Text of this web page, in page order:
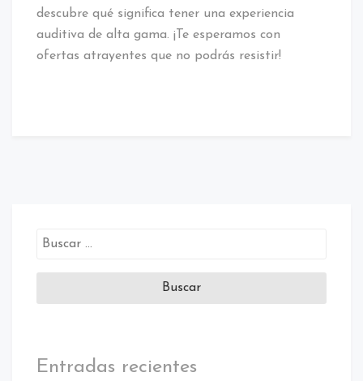
descubre qué significa tener una experiencia
auditiva de alta gama. ¡Te esperamos con
ofertas atrayentes que no podrás resistir!
Buscar:
Entradas recientes